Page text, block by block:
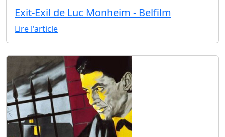
Exit-Exil de Luc Monheim - Belfilm
Lire l'article